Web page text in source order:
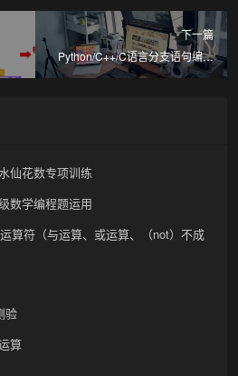
下一篇
Python/C++/C语言分支语句编程
应用题练习-if……elif……else综合
仙花数专项训练
数学编程题运用
算符（与运算、或运算、（not）不成
验
算